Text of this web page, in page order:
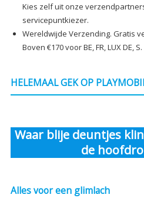
Kies zelf uit onze
servicepuntkiezer.
Wereldwijde Verzending. Gratis
Boven €170 voor BE, FR, LUX DE, S.
HELEMAAL GEK OP
Waar blije deuntjes
de
Alles voor een glimlach